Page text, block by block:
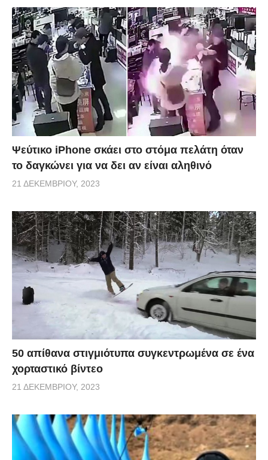
Ψεύτικο iPhone σκάει στο στόμα πελάτη όταν
το δαγκώνει για να δει αν είναι αληθινό
21 ΔΕΚΕΜΒΡΊΟΥ, 2023
50 απίθανα στιγμιότυπα συγκεντρωμένα σε ένα
χορταστικό βίντεο
21 ΔΕΚΕΜΒΡΊΟΥ, 2023